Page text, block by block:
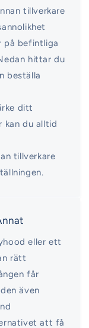
tillverkare
på befintliga
hittar du
beställa
ditt
kan du alltid
tillverkare
eller ett
rätt
får
även
att få